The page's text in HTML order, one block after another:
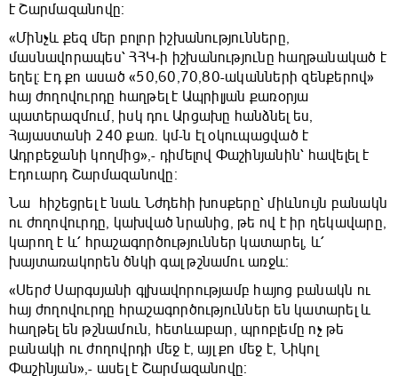
է Շարմազանովը։
«Մինչև քեզ մեր բոլոր իշխանությունները,
մասնավորապես՝ ՀՀԿ-ի իշխանությունը հաղթանակած է
եղել։ Էդ քո ասած «50,60,70,80-ականների զենքերով»
հայ ժողովուրդը հաղթել է Ապրիլյան քառօրյա
պատերազմում, իսկ դու Արցախը հանձնել ես,
Հայաստանի 240 քառ. կմ-ն էլ օկուպացված է
Ադրբեջանի կողմից»,- դիմելով Փաշինյանին՝ հավելել է
Էդուարդ Շարմազանովը։
Նա հիշեցրել է նաև Նժդեհի խոսքերը՝ միևնույն բանակն
ու ժողովուրդը, կախված նրանից, թե ով է իր ղեկավարը,
կարող է և՛ հրաշագործություններ կատարել, և՛
խայտառակորեն ծնկի գալ թշնամու առջև։
«Սերժ Սարգսյանի գլխավորությամբ հայոց բանակն ու
հայ ժողովուրդը հրաշագործություններ են կատարել և
հաղթել են թշնամուն, հետևաբար, պրոբլեմը ոչ թե
բանակի ու ժողովրդի մեջ է, այլ քո մեջ է, Նիկոլ
Փաշինյան»,- ասել է Շարմազանովը։